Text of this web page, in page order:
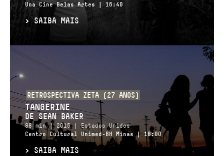
Una Cine Belas Artes | 16:40
>SAIBA MAIS
RETROSPECTIVA ZETA (27 ANOS)
TANGERINE
DE SEAN BAKER
88 min | 2015 | Estados Unidos
Centro Cultural Unimed-BH Minas | 18:00
> SAIBA MAIS